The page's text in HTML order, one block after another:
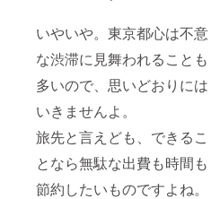
いやいや。東京都心は不意
な渋滞に見舞われることも
多いので、思いどおりには
いきませんよ。
旅先と言えども、できるこ
となら無駄な出費も時間も
節約したいものですよね。